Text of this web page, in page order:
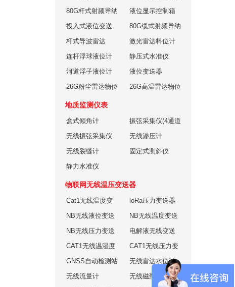
计
计
80G杆式射频导纳
物位开关
液位显示控制箱
投入式液位变送
器
80G缆式射频导纳
物位开关
杆式导波雷达
激光雷达料位计
连杆浮球液位计
静压式水准仪
河道浮子液位计
液位变送器
26G粉尘雷达物位
计
26G高温雷达物位
地质监测仪表
盒式倾角计
振弦采集仪(4通道
版)
无线振弦采集仪
无线渗压计
无线裂缝计
固定式测斜仪
静力水准仪
物联网无线温压变送器
Cat1无线温度变
送器
loRa压力变送器
（高温型）
NB无线液位变送
器
NB无线温度变送
器
NB无线压力变送
器
电解液无线变送
器
CAT1无线温湿度
变送器
CAT1无线压力变
送器
GNSS自动检测站
无线雷达水位计
无线流量计
无线磁致伸缩液